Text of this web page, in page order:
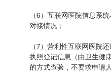
（6）互联网医院信息系
对接情况；
（7）营利性互联网医院
执照登记信息（由卫生健
的方式查验，不要求申请